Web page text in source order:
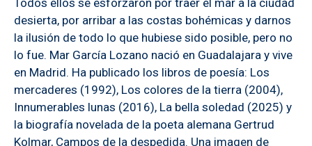
desierta, por arribar a las costas bohémicas y darnos
la ilusión de todo lo que hubiese sido posible, pero no
lo fue. Mar García Lozano nació en Guadalajara y vive
en Madrid. Ha publicado los libros de poesía: Los
mercaderes (1992), Los colores de la tierra (2004),
Innumerables lunas (2016), La bella soledad (2025) y
la biografía novelada de la poeta alemana Gertrud
Kolmar, Campos de la despedida. Una imagen de